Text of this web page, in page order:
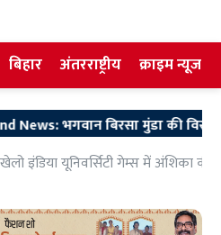
बिहार अंतरराष्ट्रीय क्राइम न्यूज
बिरसा मुंडा की विरासत को
खेलो इंडिया यूनिवर्सिटी गेम्स में अंशिका